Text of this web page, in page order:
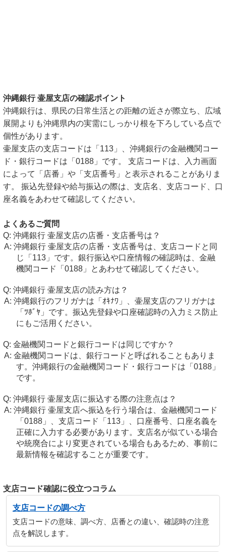
沖縄銀行 壷屋支店の確認ポイント
沖縄銀行は、県民の日常生活との距離の近さが際立ち、広域
展開よりも沖縄県内の実需にしっかり根を下ろしている点で
個性があります。
壷屋支店の支店コードは「113」、沖縄銀行の金融機関コー
ド・銀行コードは「0188」です。 支店コードは、入力画面
によって「店番」や「支店番号」と表示されることがありま
す。 振込先登録や給与振込の際は、支店名、支店コード、口
座名義をあわせて確認してください。
よくあるご質問
沖縄銀行 壷屋支店の店番・支店番号は？
沖縄銀行 壷屋支店の店番・支店番号は、支店コードと同
じ「113」です。銀行振込や口座情報の確認時は、金融
機関コード「0188」とあわせて確認してください。
沖縄銀行 壷屋支店の読み方は？
沖縄銀行のフリガナは「ｵｷﾅﾜ」、壷屋支店のフリガナは
「ﾂﾎﾞﾔ」です。振込先登録や口座確認時の入力ミス防止
にもご活用ください。
金融機関コードと銀行コードは同じですか？
金融機関コードは、銀行コードと呼ばれることもありま
す。沖縄銀行の金融機関コード・銀行コードは「0188」
です。
沖縄銀行 壷屋支店に振込する際の注意点は？
沖縄銀行 壷屋支店へ振込を行う場合は、金融機関コード
「0188」、支店コード「113」、口座番号、口座名義を
正確に入力する必要があります。支店名が似ている場合
や統廃合により変更されている場合もあるため、事前に
最新情報を確認することが重要です。
支店コード確認に役立つコラム
支店コードの調べ方
支店コードの意味、調べ方、店番との違い、確認時の注意
点を解説します。